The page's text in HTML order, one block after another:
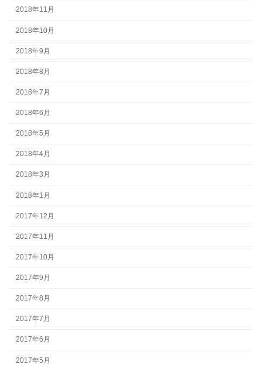
2018年11月
2018年10月
2018年9月
2018年8月
2018年7月
2018年6月
2018年5月
2018年4月
2018年3月
2018年1月
2017年12月
2017年11月
2017年10月
2017年9月
2017年8月
2017年7月
2017年6月
2017年5月